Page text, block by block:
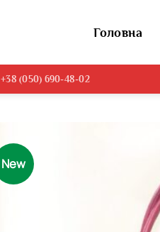
Головна
+38 (050) 690-48-02
New